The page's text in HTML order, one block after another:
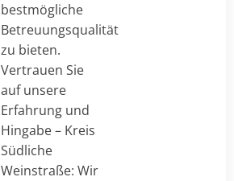
bestmögliche
Betreuungsqualität
zu bieten.
Vertrauen Sie
auf unsere
Erfahrung und
Hingabe – Kreis
Südliche
Weinstraße: Wir